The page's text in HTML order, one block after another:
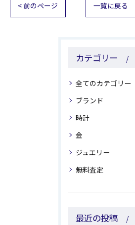
< 前のページ 一覧に戻る
カテゴリー
全てのカテゴリー
ブランド
時計
金
ジュエリー
無料査定
最近の投稿